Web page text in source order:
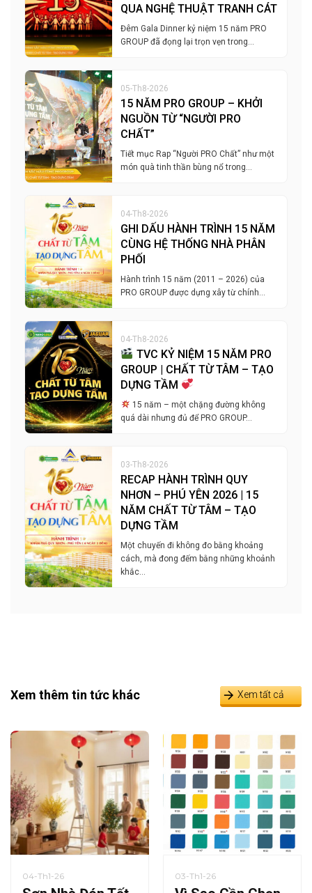
QUA NGHỆ THUẬT TRANH CÁT
Đêm Gala Dinner kỷ niệm 15 năm PRO
GROUP đã đọng lại trọn vẹn trong…
05-Th8-2026
15 NĂM PRO GROUP – KHỞI
NGUỒN TỪ “NGƯỜI PRO
CHẤT”
Tiết mục Rap “Người PRO Chất” như một
món quà tinh thần bùng nổ trong…
04-Th8-2026
GHI DẤU HÀNH TRÌNH 15 NĂM
CÙNG HỆ THỐNG NHÀ PHÂN
PHỐI
Hành trình 15 năm (2011 – 2026) của
PRO GROUP được dựng xây từ chính…
04-Th8-2026
TVC KỶ NIỆM 15 NĂM PRO
GROUP | CHẤT TỪ TÂM – TẠO
DỰNG TẦM
15 năm – một chặng đường không
quá dài nhưng đủ để PRO GROUP…
03-Th8-2026
RECAP HÀNH TRÌNH QUY
NHƠN – PHÚ YÊN 2026 | 15
NĂM CHẤT TỪ TÂM – TẠO
DỰNG TẦM
Một chuyến đi không đo bằng khoảng
cách, mà đong đếm bằng những khoảnh
khắc…
Xem thêm tin tức khác Xem tất cả
04-Th1-26 03-Th1-26